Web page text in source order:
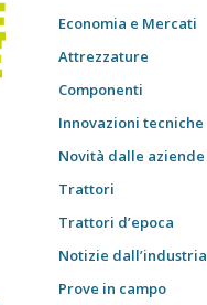
Economia e Mercati
Attrezzature
Componenti
Innovazioni tecniche
Novità dalle aziende
Trattori
Trattori d’epoca
Notizie dall’industria
Prove in campo